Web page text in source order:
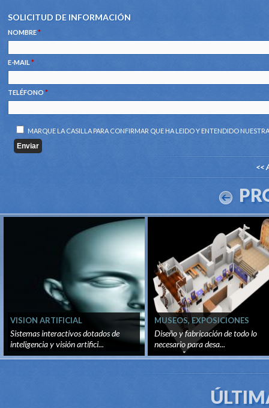
SOLICITUD DE INFORMACIÓN
NOMBRE*
E-MAIL *
TELÉFONO *
MARQUE LA CASILLA PARA CONFIRMAR QUE HA LEIDO Y ENTENDIDO
<<
VISION ARTIFICIAL
Sistemas interactivos dotados de
inteligencia y visión artifici...
MUSEOS, EXPOSICIONES
TEMPORALES Y
Diseño y fabricación de todo lo
necesario para desa...